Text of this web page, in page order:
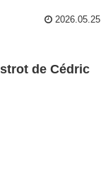
2026.05.25
de Cédric